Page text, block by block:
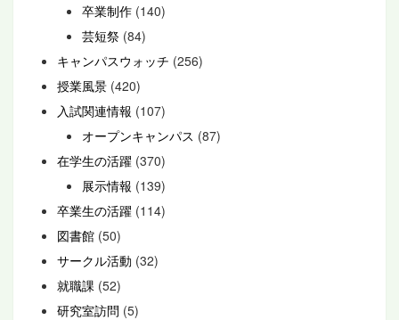
卒業制作 (140)
芸短祭 (84)
キャンパスウォッチ (256)
授業風景 (420)
入試関連情報 (107)
オープンキャンパス (87)
在学生の活躍 (370)
展示情報 (139)
卒業生の活躍 (114)
図書館 (50)
サークル活動 (32)
就職課 (52)
研究室訪問 (5)